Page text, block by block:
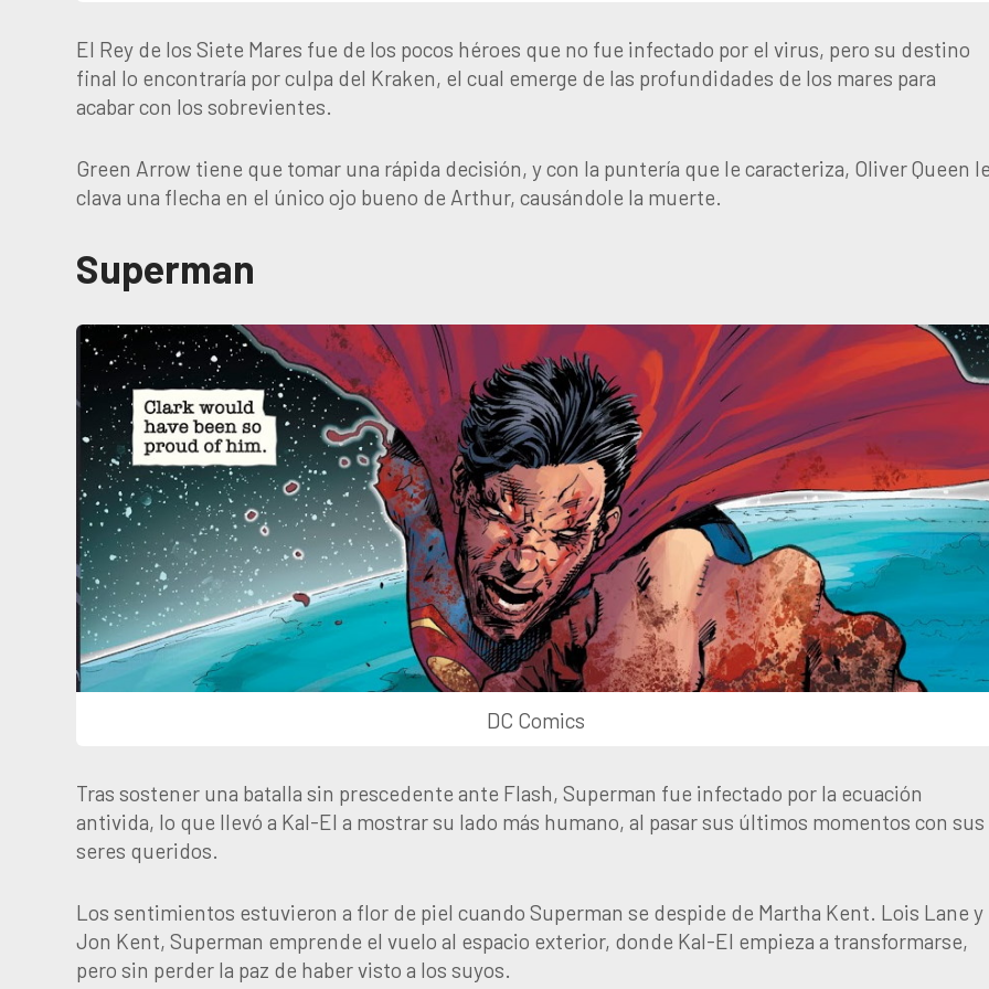
El Rey de los Siete Mares fue de los pocos héroes que no fue infectado por el virus, pero su destino
final lo encontraría por culpa del Kraken, el cual emerge de las profundidades de los mares para
acabar con los sobrevientes.
Green Arrow tiene que tomar una rápida decisión, y con la puntería que le caracteriza, Oliver Queen
clava una flecha en el único ojo bueno de Arthur, causándole la muerte.
Superman
DC Comics
Tras sostener una batalla sin prescedente ante Flash, Superman fue infectado por la ecuación
antivida, lo que llevó a Kal-El a mostrar su lado más humano, al pasar sus últimos momentos con sus
seres queridos.
Los sentimientos estuvieron a flor de piel cuando Superman se despide de Martha Kent. Lois Lane y
Jon Kent, Superman emprende el vuelo al espacio exterior, donde Kal-El empieza a transformarse,
pero sin perder la paz de haber visto a los suyos.